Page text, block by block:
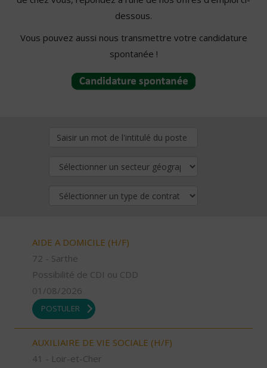
dessous.
Vous pouvez aussi nous transmettre votre candidature
spontanée !
AIDE A DOMICILE (H/F)
72 - Sarthe
Possibilité de CDI ou CDD
01/08/2026
POSTULER
AUXILIAIRE DE VIE SOCIALE (H/F)
41 - Loir-et-Cher